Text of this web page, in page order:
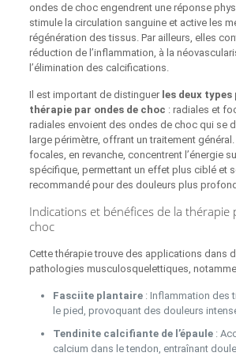
ondes de choc engendrent une réponse
stimule la circulation sanguine et active les
régénération des tissus. Par ailleurs, elles
réduction de l’inflammation, à la
l’élimination des calcifications.
Il est important de distinguer les deux
thérapie par ondes de choc : radiales et
radiales envoient des ondes de choc qui se
large périmètre, offrant un traitement
focales, en revanche, concentrent l’énergie
spécifique, permettant un effet plus ciblé et
recommandé pour des douleurs plus
Indications et bénéfices de la thérapie
choc
Cette thérapie trouve des applications dans
pathologies musculosquelettiques,
Fasciite plantaire: Inflammation des
le pied, provoquant des douleurs
Tendinite calcifiante de l’épaule:
calcium dans le tendon, entraînant